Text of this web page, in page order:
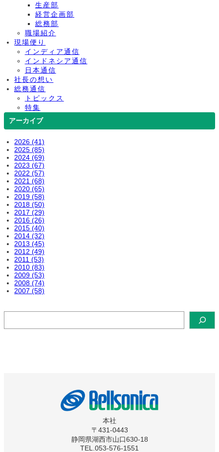
生産部
経営企画部
総務部
職場紹介
現場便り
インディア通信
インドネシア通信
日本通信
社長の想い
総務通信
トピックス
特集
アーカイブ
2026 (41)
2025 (85)
2024 (69)
2023 (67)
2022 (57)
2021 (68)
2020 (65)
2019 (58)
2018 (50)
2017 (29)
2016 (26)
2015 (40)
2014 (32)
2013 (45)
2012 (49)
2011 (53)
2010 (83)
2009 (53)
2008 (74)
2007 (58)
本社
〒431-0443
静岡県湖西市山口630-18
TEL.053-576-1551